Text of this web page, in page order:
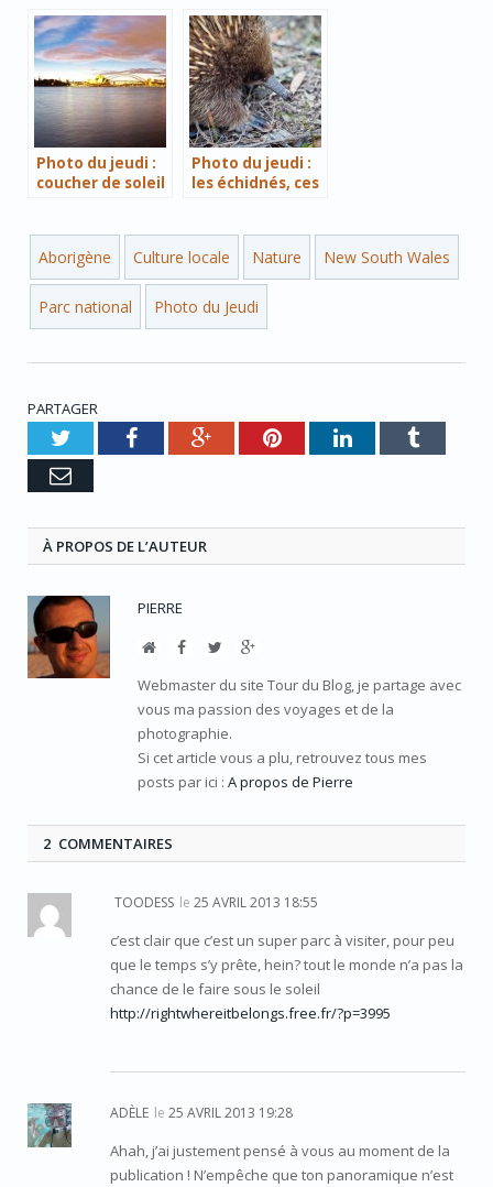
koalas
Photo du jeudi :
coucher de soleil
Photo du jeudi :
les échidnés, ces
Aborigène Culture locale Nature New South Wales
Parc national Photo du Jeudi
PARTAGER
TwitterFacebookGoogle+PinterestLinkedInTumblr
e-
À PROPOS DE L’AUTEUR
PIERRE
Site Facebook
TwitterGoogle+
Webmaster du site Tour du Blog, je partage avec
vous ma passion des voyages et de la
photographie.
Si cet article vous a plu, retrouvez tous mes
posts par ici : A propos de Pierre
2 COMMENTAIRES
TOODESS le 25 AVRIL 2013 18:55
c’est clair que c’est un super parc à visiter, pour peu
que le temps s’y prête, hein? tout le monde n’a pas la
chance de le faire sous le soleil
http://rightwhereitbelongs.free.fr/?p=3995
ADÈLE le 25 AVRIL 2013 19:28
Ahah, j’ai justement pensé à vous au moment de la
publication ! N’empêche que ton panoramique n’est